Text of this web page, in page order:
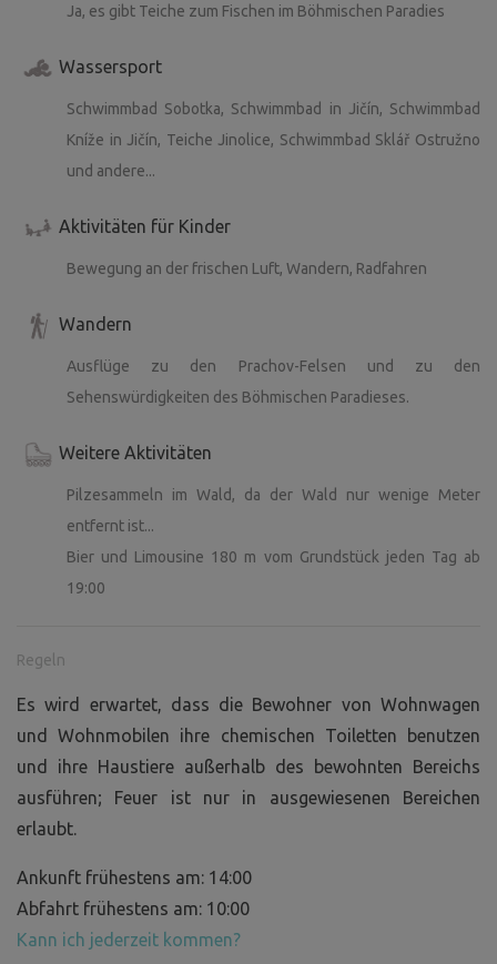
Ja, es gibt Teiche zum Fischen im Böhmischen Paradies
Wassersport
Schwimmbad Sobotka, Schwimmbad in Jičín, Schwimmbad
Kníže in Jičín, Teiche Jinolice, Schwimmbad Sklář Ostružno
und andere...
Aktivitäten für Kinder
Bewegung an der frischen Luft, Wandern, Radfahren
Wandern
Ausflüge zu den Prachov-Felsen und zu den
Sehenswürdigkeiten des Böhmischen Paradieses.
Weitere Aktivitäten
Pilzesammeln im Wald, da der Wald nur wenige Meter
entfernt ist...
Bier und Limousine 180 m vom Grundstück jeden Tag ab
19:00
Regeln
Es wird erwartet, dass die Bewohner von Wohnwagen
und Wohnmobilen ihre chemischen Toiletten benutzen
und ihre Haustiere außerhalb des bewohnten Bereichs
ausführen; Feuer ist nur in ausgewiesenen Bereichen
erlaubt.
Ankunft frühestens am: 14:00
Abfahrt frühestens am: 10:00
Kann ich jederzeit kommen?